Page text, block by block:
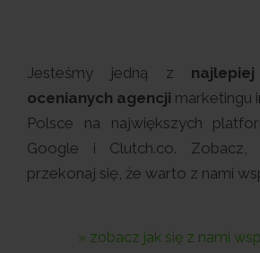
Jesteśmy jedną z
ocenianych agencji marketingu
Polsce na największych
Google i Clutch.co.
przekonaj się, że warto z nami
» zobacz jak się z nami